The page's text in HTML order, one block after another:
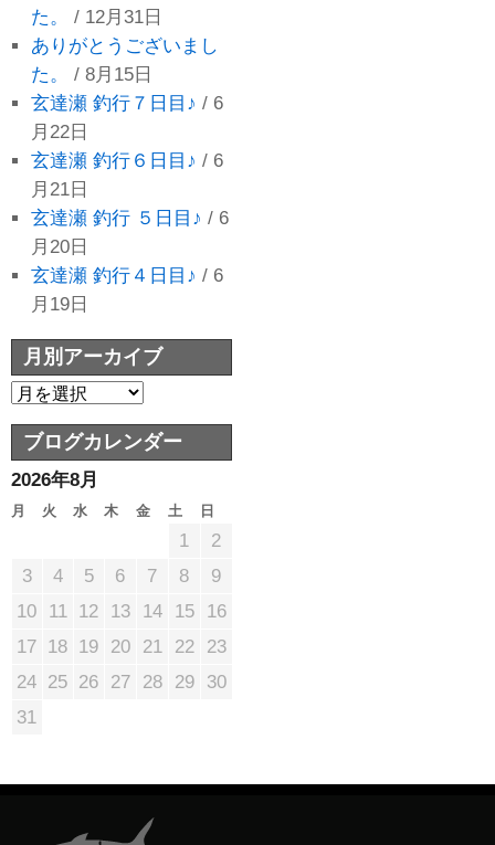
た。
/ 12月31日
ありがとうございまし
た。
/ 8月15日
玄達瀬 釣行７日目♪ / 6
月22日
玄達瀬 釣行６日目♪ / 6
月21日
玄達瀬 釣行 ５日目♪ / 6
月20日
玄達瀬 釣行４日目♪ / 6
月19日
月別アーカイブ
ブログカレンダー
2026年8月
月 火 水 木 金 土 日
1
2
3
4 5 6 7 8
9
10
11 12 13 14 15
16
17 18 19 20 21 22
23
24 25 26 27 28 29
30
31